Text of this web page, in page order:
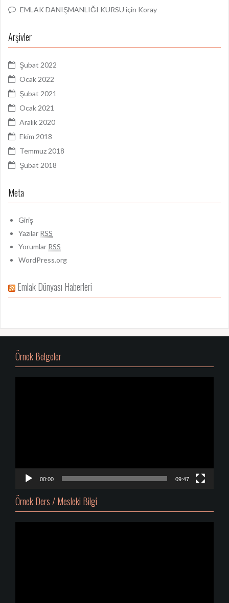
EMLAK DANIŞMANLIĞI KURSU için Koray
Arşivler
Şubat 2022
Ocak 2022
Şubat 2021
Ocak 2021
Aralık 2020
Ekim 2018
Temmuz 2018
Şubat 2018
Meta
Giriş
Yazılar RSS
Yorumlar RSS
WordPress.org
Emlak Dünyası Haberleri
Örnek Belgeler
00:00 09:47
Örnek Ders / Mesleki Bilgi